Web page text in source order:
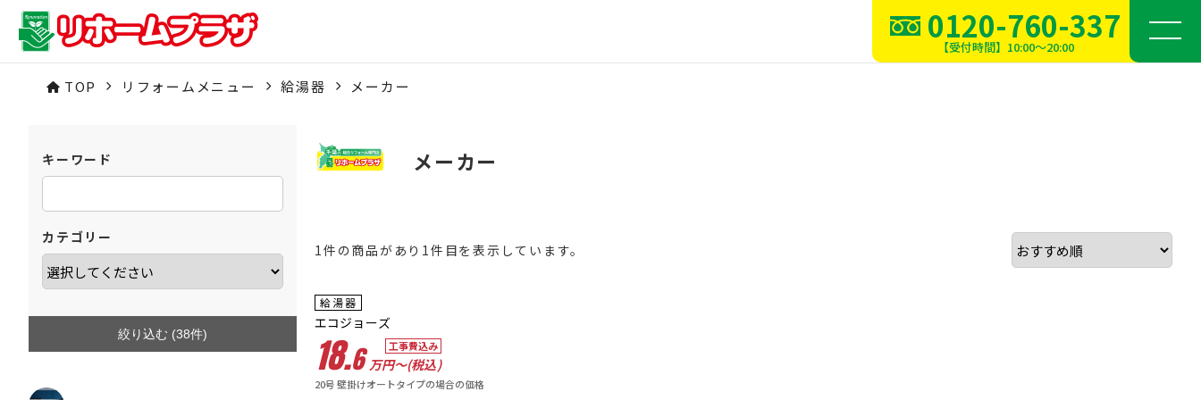
0120-760-337
【受付時間】10:00～20:00
TOP リフォームメニュー 給湯器 メーカー
メーカー
1件の商品があり1件目を表示しています。
給湯器
エコジョーズ
18.6 万円〜(税込)
工事費込み
20号 壁掛けオートタイプの場合の価格
キーワード
カテゴリー
絞り込む (38件)